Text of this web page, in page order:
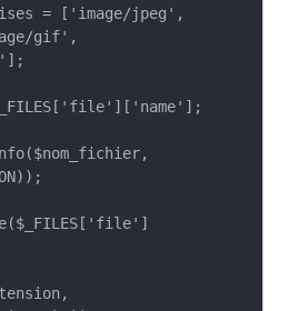
= ['image/jpeg',
gif',